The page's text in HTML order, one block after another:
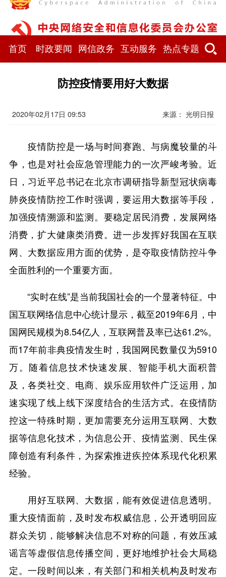
首页 时政要闻 网信政务 互动服务 热点专题
防控疫情要用好大数据
2020年02月17日 09:53 来源： 光明日报
疫情防控是一场与时间赛跑、与病魔较量的斗
争，也是对社会应急管理能力的一次严峻考验。近
日，习近平总书记在北京市调研指导新型冠状病毒
肺炎疫情防控工作时强调，要运用大数据等手段，
加强疫情溯源和监测。要稳定居民消费，发展网络
消费，扩大健康类消费。进一步发挥好我国在互联
网、大数据应用方面的优势，是夺取疫情防控斗争
全面胜利的一个重要方面。
“实时在线”是当前我国社会的一个显著特征。中
国互联网络信息中心统计显示，截至2019年6月，中
国网民规模为8.54亿人，互联网普及率已达61.2%。
而17年前非典疫情发生时，我国网民数量仅为5910
万。随着信息技术快速发展、智能手机大面积普
及，各类社交、电商、娱乐应用软件广泛运用，加
速实现了线上线下深度结合的生活方式。在疫情防
控这一特殊时期，更加需要充分运用互联网、大数
据等信息化技术，为信息公开、疫情监测、民生保
障创造有利条件，为探索推进疾控体系现代化积累
经验。
用好互联网、大数据，能有效促进信息透明。
重大疫情面前，及时发布权威信息，公开透明回应
群众关切，能够解决信息不对称的问题，有效压减
谣言等虚假信息传播空间，更好地维护社会大局稳
定。一段时间以来，有关部门和相关机构及时发布